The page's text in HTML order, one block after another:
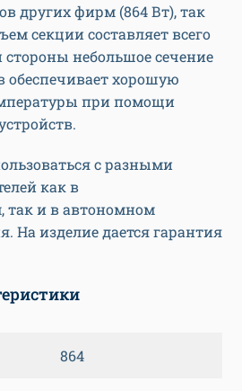
других фирм (864 Вт), так
секции составляет всего
стороны небольшое сечение
обеспечивает хорошую
при помощи
с разными
как в
так и в автономном
На изделие дается гарантия
864